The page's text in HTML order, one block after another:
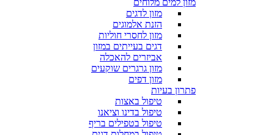
מזון לדגים
הזנת אלמוגים
מזון לחסרי חוליות
דגים בעייתים במזון
אביזרים להאכלה
מזון גרגרים שוקעים
מזון דפים
פתרון בעיות
טיפול באצות
טיפול בדינו וציאנו
טיפול בטפילים בריף